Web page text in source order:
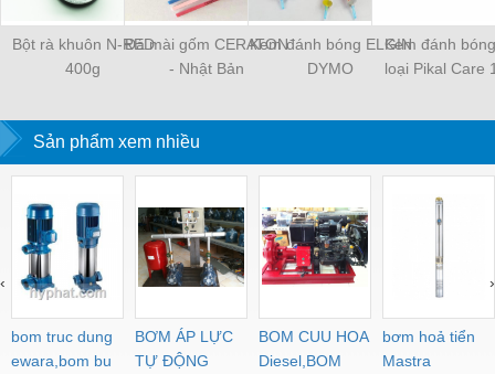
Bột rà khuôn N-RED
400g
Đá mài gốm CERATON
- Nhật Bản
Kem đánh bóng ELGIN
DYMO
Kem đánh
loại Pikal Care
Sản phẩm xem nhiều
bom truc dung
ewara,bom bu
BƠM ÁP LỰC
TỰ ĐỘNG
BOM CUU HOA
Diesel,BOM
bơm hoả tiển
Mastra
‹ ›